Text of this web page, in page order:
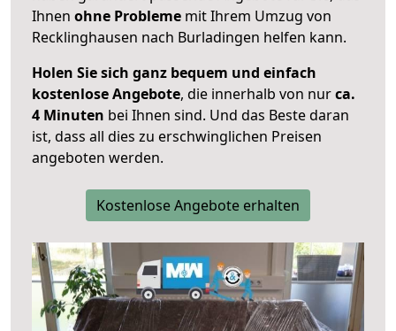
Ihnen ohne Probleme mit Ihrem Umzug von
Recklinghausen nach Burladingen helfen kann.
Holen Sie sich ganz bequem und einfach
kostenlose Angebote, die innerhalb von nurca.
4 Minuten bei Ihnen sind. Und das Beste daran
ist, dass all dies zu erschwinglichen Preisen
angeboten werden.
Kostenlose Angebote erhalten